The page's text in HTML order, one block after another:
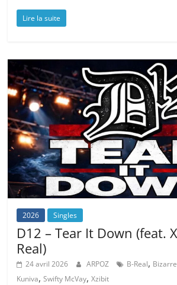
Lire la suite
2026 Singles
D12 – Tear It Down (feat.
Real)
24 avril 2026 ARPOZ B-Real, Bizarre
Kuniva,Swifty McVay,Xzibit